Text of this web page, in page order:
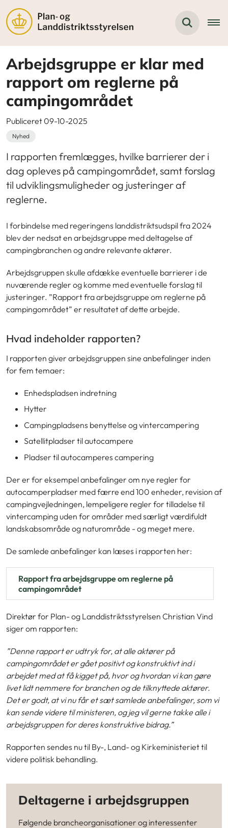
Arbejdsgruppe er klar med
rapport om reglerne på
campingområdet
Publiceret 09-10-2025
Nyhed
I rapporten fremlægges, hvilke barrierer der i
dag opleves på campingområdet, samt forslag
til udviklingsmuligheder og justeringer af
reglerne.
I forbindelse med regeringens landdistriktsudspil fra 2024
blev der nedsat en arbejdsgruppe med deltagelse af
campingbranchen og andre relevante aktører.
Arbejdsgruppen skulle afdække eventuelle barrierer i de
nuværende regler og komme med eventuelle forslag til
justeringer. ”Rapport fra arbejdsgruppe om reglerne på
campingområdet” er resultatet af dette arbejde.
Hvad indeholder rapporten?
I rapporten giver arbejdsgruppen sine anbefalinger inden
for fem temaer:
Enhedspladsen indretning
Hytter
Campingpladsens benyttelse og vintercampering
Satellitpladser til autocampere
Pladser til autocamperes campering
Der er for eksempel anbefalinger om nye regler for
autocamperpladser med færre end 100 enheder, revision af
campingvejledningen, lempeligere regler for tilladelse til
vintercamping uden for områder med særligt værdifuldt
landskabsområde og naturområde - og meget mere.
De samlede anbefalinger kan læses i rapporten her:
Rapport fra arbejdsgruppe om reglerne på
campingområdet
Direktør for Plan- og Landdistriktsstyrelsen Christian Vind
siger om rapporten:
”Denne rapport er udtryk for, at alle aktører på
campingområdet er gået positivt og konstruktivt ind i
arbejdet med at få kigget på, hvor og hvordan vi kan gøre
livet lidt nemmere for branchen og de tilknyttede aktører.
Det er godt, at vi nu får et sæt samlede anbefalinger, som vi
kan sende videre til ministeren, og jeg vil gerne takke alle i
arbejdsgruppen for deres konstruktive bidrag.”
Rapporten sendes nu til By-, Land- og Kirkeministeriet til
videre politisk behandling.
Deltagerne i arbejdsgruppen
Følgende brancheorganisationer og interessenter